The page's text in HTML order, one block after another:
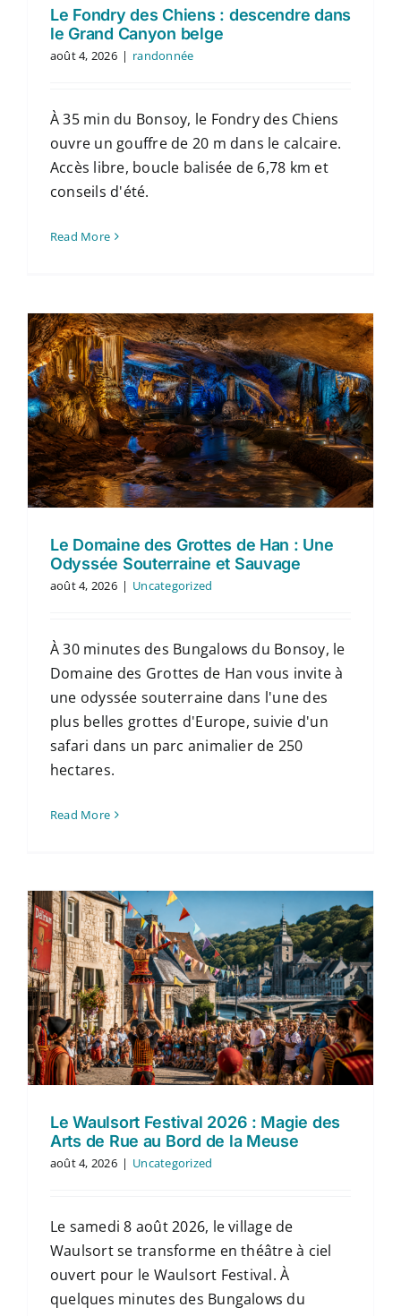
Le Fondry des Chiens : descendre dans
le Grand Canyon belge
août 4, 2026 | randonnée
À 35 min du Bonsoy, le Fondry des Chiens
ouvre un gouffre de 20 m dans le calcaire.
Accès libre, boucle balisée de 6,78 km et
conseils d'été.
Read More
Le Domaine des Grottes de Han : Une
Odyssée Souterraine et Sauvage
août 4, 2026 | Uncategorized
À 30 minutes des Bungalows du Bonsoy, le
Domaine des Grottes de Han vous invite à
une odyssée souterraine dans l'une des
plus belles grottes d'Europe, suivie d'un
safari dans un parc animalier de 250
hectares.
Read More
Le Waulsort Festival 2026 : Magie des
Arts de Rue au Bord de la Meuse
août 4, 2026 | Uncategorized
Le samedi 8 août 2026, le village de
Waulsort se transforme en théâtre à ciel
ouvert pour le Waulsort Festival. À
quelques minutes des Bungalows du